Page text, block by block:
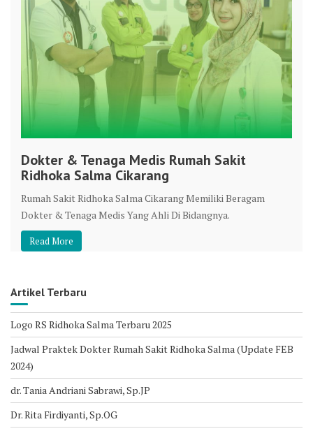
Dokter & Tenaga Medis Rumah Sakit
Ridhoka Salma Cikarang
Rumah Sakit Ridhoka Salma Cikarang Memiliki Beragam
Dokter & Tenaga Medis Yang Ahli Di Bidangnya.
Read More
Artikel Terbaru
Logo RS Ridhoka Salma Terbaru 2025
Jadwal Praktek Dokter Rumah Sakit Ridhoka Salma (Update FEB
2024)
dr. Tania Andriani Sabrawi, Sp.JP
Dr. Rita Firdiyanti, Sp.OG